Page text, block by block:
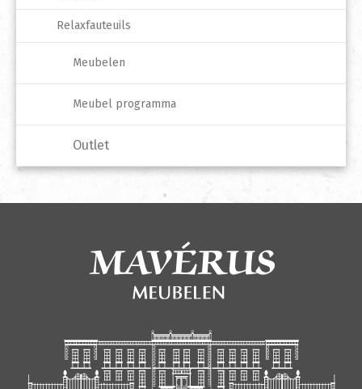
Relaxfauteuils
Meubelen
Meubel programma
Outlet